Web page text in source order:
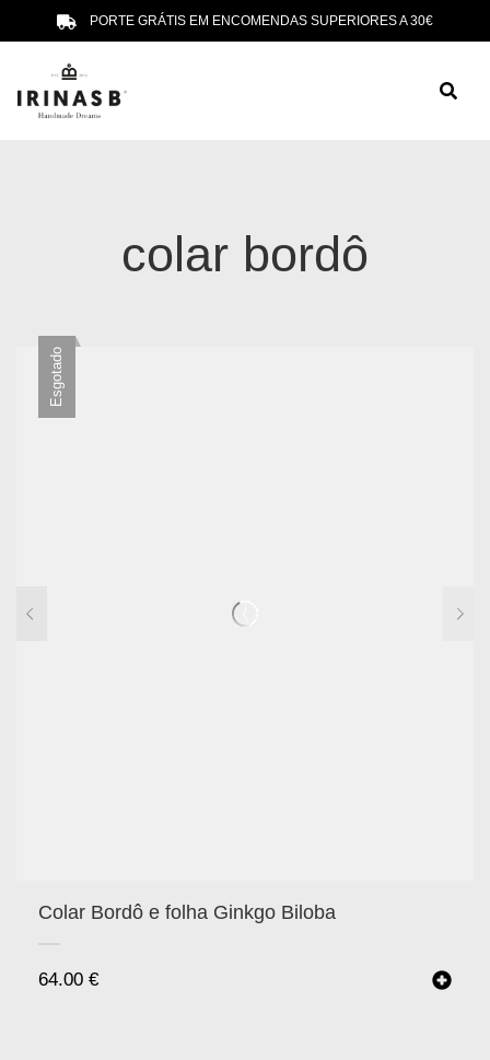
PORTE GRÁTIS EM ENCOMENDAS SUPERIORES A 30€
colar bordô
Esgotado
Colar Bordô e folha Ginkgo Biloba
64.00 €